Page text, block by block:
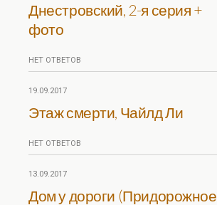
Днестровский, 2-я серия +
фото
НЕТ ОТВЕТОВ
19.09.2017
Этаж смерти, Чайлд Ли
НЕТ ОТВЕТОВ
13.09.2017
Дом у дороги (Придорожное